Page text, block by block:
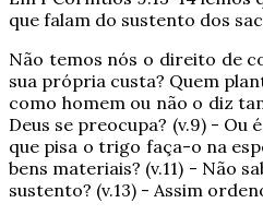
que falam do sustento dos
Não temos nós o direito de
sua própria custa? Quem
como homem ou não o diz
Deus se preocupa? (v.9) - Ou
que pisa o trigo faça-o na
bens materiais? (v.11) - Não
sustento? (v.13) - Assim